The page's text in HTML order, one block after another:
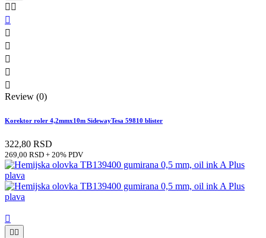
 






Review (0)
Korektor roler 4,2mmx10m SidewayTesa 59810 blister
322,80 RSD
269,00 RSD + 20% PDV

 